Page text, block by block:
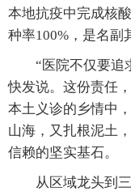
本地抗疫中完成核
种率100%，是名副
“医院不仅要追求
快发说。这份责任
本土义诊的乡情中
山海，又扎根泥土
信赖的坚实基石。
从区域龙头到三